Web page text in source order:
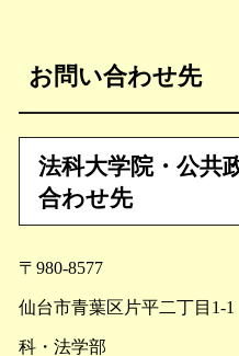
お問い合わせ先
法科大学院・公共
合わせ先
〒980-8577
仙台市青葉区片平二丁目
科・法学部